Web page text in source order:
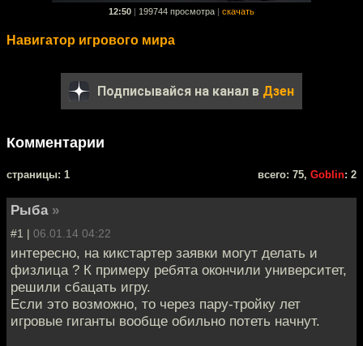
12:50 199744 просмотра скачать
Навигатор игрового мира
Подписывайся на канал в Дзен
Комментарии
cтраницы: 1 всего: 75, Goblin: 2
Рыбa »
#1 | 06.01.14 04:22
интересно, на кикстартер заявки могут делать и
физлица ? К примеру ребята окончили университет,
решили сбацать игру.
Если это возможно, то через пару-тройку лет
игровые гиганты вообще обильно потеть начнут.